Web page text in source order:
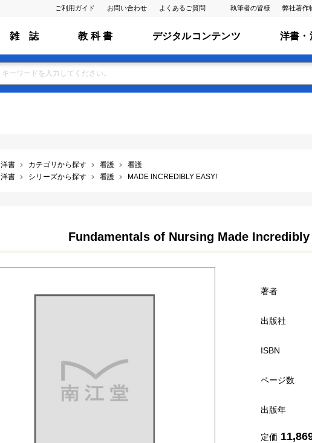
ご利用ガイド お問い合わせ よくあるご質問 執筆者の皆様 弊社著作
雑 誌 教 科 書 デジタルコンテンツ 洋書・
洋書 カテゴリから探す 看護
看護
洋書 シリーズから探す 看護 MADE INCREDIBLY EASY!
Fundamentals of Nursing Made
著者
出版社
ISBN
ページ数
出版年
定価